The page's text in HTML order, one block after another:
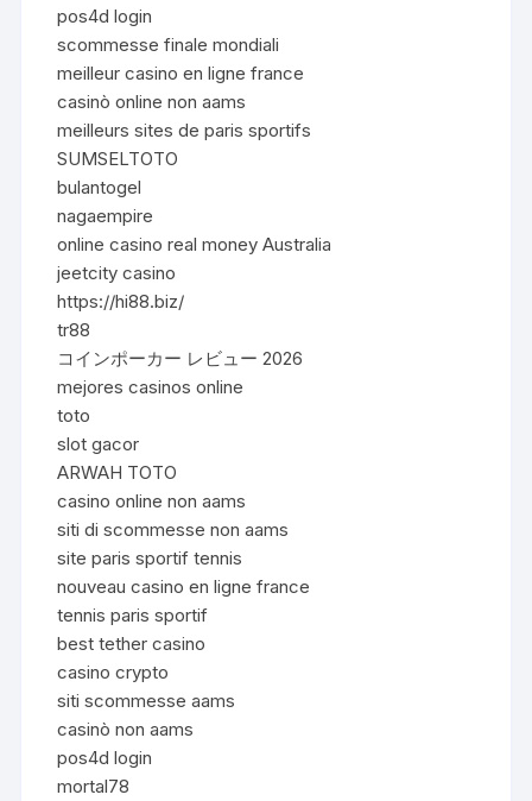
pos4d login
scommesse finale mondiali
meilleur casino en ligne france
casinò online non aams
meilleurs sites de paris sportifs
SUMSELTOTO
bulantogel
nagaempire
online casino real money Australia
jeetcity casino
https://hi88.biz/
tr88
コインポーカー レビュー 2026
mejores casinos online
toto
slot gacor
ARWAH TOTO
casino online non aams
siti di scommesse non aams
site paris sportif tennis
nouveau casino en ligne france
tennis paris sportif
best tether casino
casino crypto
siti scommesse aams
casinò non aams
pos4d login
mortal78